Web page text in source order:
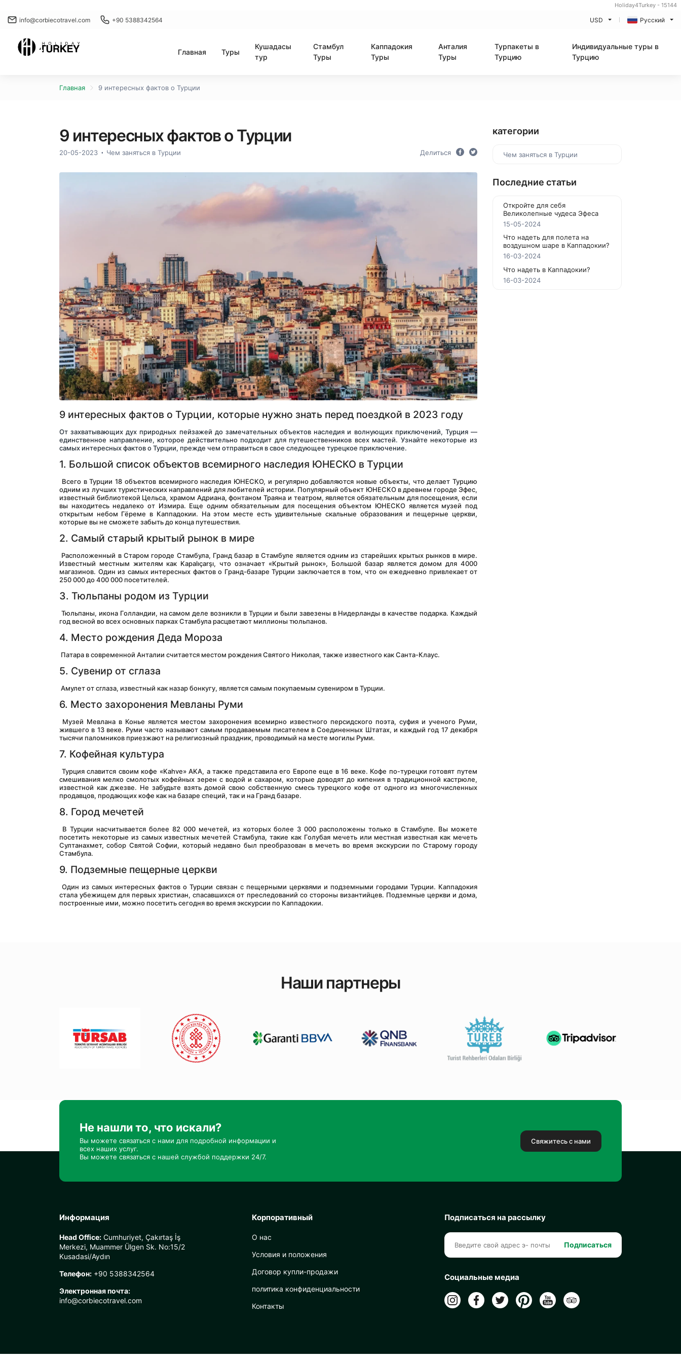
Holiday4Turkey - 15144
info@corbiecotravel.com +90 5388342564 USD Русский
Главная Туры
Кушадасы
тур
Стамбул
Туры
Каппадокия
Туры
Анталия
Туры
Турпакеты в
Турцию
Индивидуальные туры в
Турцию
Главная 9 интересных фактов о Турции
9 интересных фактов о Турции
20-05-2023 Чем заняться в Турции Делиться
9 интересных фактов о Турции, которые нужно знать перед поездкой в 2023 году
От захватывающих дух природных пейзажей до замечательных объектов наследия и волнующих приключений, Турция —
единственное направление, которое действительно подходит для путешественников всех мастей. Узнайте некоторые из
самых интересных фактов о Турции, прежде чем отправиться в свое следующее турецкое приключение.
1. Большой список объектов всемирного наследия ЮНЕСКО в Турции
одним из лучших туристических направлений для любителей истории. Популярный объект ЮНЕСКО в древнем городе Эфес,
известный библиотекой Цельса, храмом Адриана, фонтаном Траяна и театром, является обязательным для посещения, если
вы находитесь недалеко от Измира. Еще одним обязательным для посещения объектом ЮНЕСКО является музей под
открытым небом Гёреме в Каппадокии. На этом месте есть удивительные скальные образования и пещерные церкви,
которые вы не сможете забыть до конца путешествия.
2. Самый старый крытый рынок в мире
Известный местным жителям как Kapalıçarşı, что означает «Крытый рынок», Большой базар является домом для 4000
магазинов. Один из самых интересных фактов о Гранд-базаре Турции заключается в том, что он ежедневно привлекает от
250 000 до 400 000 посетителей.
3. Тюльпаны родом из Турции
год весной во всех основных парках Стамбула расцветают миллионы тюльпанов.
4. Место рождения Деда Мороза
Патара в современной Анталии считается местом рождения Святого Николая, также известного как Санта-Клаус.
5. Сувенир от сглаза
Амулет от сглаза, известный как назар бонкугу, является самым покупаемым сувениром в Турции.
6. Место захоронения Мевланы Руми
жившего в 13 веке. Руми часто называют самым продаваемым писателем в Соединенных Штатах, и каждый год 17 декабря
тысячи паломников приезжают на религиозный праздник, проводимый на месте могилы Руми.
7. Кофейная культура
смешивания мелко смолотых кофейных зерен с водой и сахаром, которые доводят до кипения в традиционной кастрюле,
известной как джезве. Не забудьте взять домой свою собственную смесь турецкого кофе от одного из многочисленных
продавцов, продающих кофе как на базаре специй, так и на Гранд базаре.
8. Город мечетей
посетить некоторые из самых известных мечетей Стамбула, такие как Голубая мечеть или местная известная как мечеть
Султанахмет, собор Святой Софии, который недавно был преобразован в мечеть во время экскурсии по Старому городу
Стамбула.
9. Подземные пещерные церкви
Один из самых интересных фактов о Турции связан с пещерными церквями и подземными городами Турции. Каппадокия
стала убежищем для первых христиан, спасавшихся от преследований со стороны византийцев. Подземные церкви и дома,
построенные ими, можно посетить сегодня во время экскурсии по Каппадокии.
категории
Чем заняться в Турции
Последние статьи
Откройте для себя
Великолепные чудеса Эфеса
15-05-2024
Что надеть для полета на
воздушном шаре в Каппадокии?
16-03-2024
Что надеть в Каппадокии?
16-03-2024
Наши партнеры
Не нашли то, что искали?
Вы можете связаться с нами для подробной информации и
всех наших услуг.
Вы можете связаться с нашей службой поддержки 24/7.
Свяжитесь с нами
Информация
Head Office: Cumhuriyet, Çakırtaş İş
Merkezi, Muammer Ülgen Sk. No:15/2
Kusadasi/Aydın
Телефон: +90 5388342564
Электронная почта:
info@corbiecotravel.com
Корпоративный
О нас
Условия и положения
Договор купли-продажи
политика конфиденциальности
Контакты
Подписаться на рассылку
Подписаться
Социальные медиа